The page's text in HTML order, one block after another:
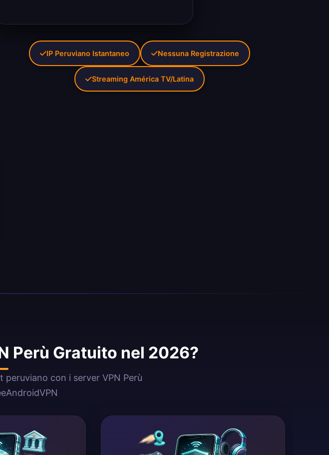
IP Peruviano Istantaneo Nessuna Registrazione
Streaming América TV/Latina
Perù Gratuito nel 2026?
con i server VPN Perù